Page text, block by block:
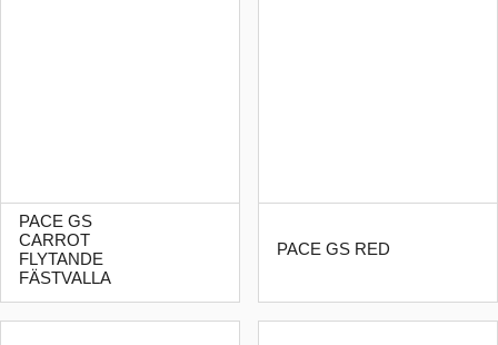
PACE GS
CARROT
FLYTANDE
FÄSTVALLA
PACE GS RED